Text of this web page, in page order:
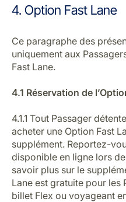
4. Option Fast Lane
Ce paragraphe des
uniquement aux
Fast Lane.
4.1 Réservation de
4.1.1 Tout Passager
acheter une Option Fast
supplément. Reportez-
disponible en ligne lors
savoir plus sur le
Lane est gratuite pour les
billet Flex ou voyageant